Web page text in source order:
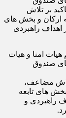
بر تلاش
ارکان و بخش های
اهداف راهبردی
امنا و هیات
صندوق
مضاعف،
های تابعه
راهبردی و